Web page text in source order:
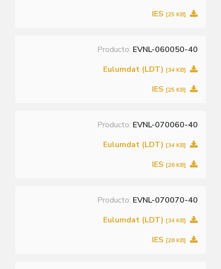
IES [25 KB]
Producto: EVNL-060050-40
Eulumdat (LDT) [34 KB]
IES [25 KB]
Producto: EVNL-070060-40
Eulumdat (LDT) [34 KB]
IES [26 KB]
Producto: EVNL-070070-40
Eulumdat (LDT) [34 KB]
IES [26 KB]